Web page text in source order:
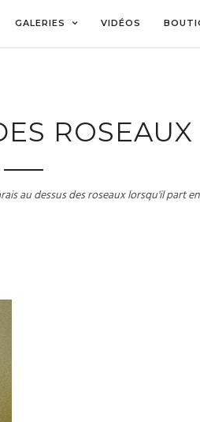
GALERIES VIDÉOS
ROSEAUX
au dessus des roseaux lorsqu'il part